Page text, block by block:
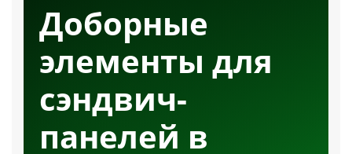
Доборные
элементы для
сэндвич-
панелей в